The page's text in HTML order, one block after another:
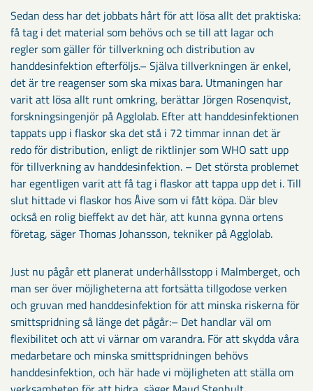
Sedan dess har det jobbats hårt för att lösa allt det praktiska:
få tag i det material som behövs och se till att lagar och
regler som gäller för tillverkning och distribution av
handdesinfektion efterföljs.– Själva tillverkningen är enkel,
det är tre reagenser som ska mixas bara. Utmaningen har
varit att lösa allt runt omkring, berättar Jörgen Rosenqvist,
forskningsingenjör på Agglolab. Efter att handdesinfektionen
tappats upp i flaskor ska det stå i 72 timmar innan det är
redo för distribution, enligt de riktlinjer som WHO satt upp
för tillverkning av handdesinfektion. – Det största problemet
har egentligen varit att få tag i flaskor att tappa upp det i. Till
slut hittade vi flaskor hos Åive som vi fått köpa. Där blev
också en rolig bieffekt av det här, att kunna gynna ortens
företag, säger Thomas Johansson, tekniker på Agglolab.
Just nu pågår ett planerat underhållsstopp i Malmberget, och
man ser över möjligheterna att fortsätta tillgodose verken
och gruvan med handdesinfektion för att minska riskerna för
smittspridning så länge det pågår:– Det handlar väl om
flexibilitet och att vi värnar om varandra. För att skydda våra
medarbetare och minska smittspridningen behövs
handdesinfektion, och här hade vi möjligheten att ställa om